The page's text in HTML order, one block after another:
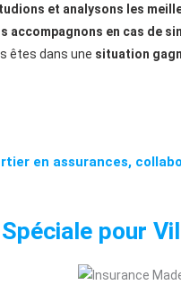
et analysons les
accompagnons en cas de
êtes dans une situation
en assurances,
pour